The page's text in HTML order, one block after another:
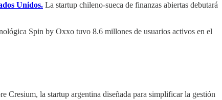
Unidos. La startup chileno-sueca de finanzas abiertas debutará
Spin by Oxxo tuvo 8.6 millones de usuarios activos en el
Cresium, la startup argentina diseñada para simplificar la gestión